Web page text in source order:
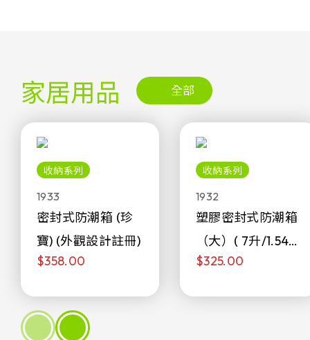
家居用品 全部
收納系列
1933
密封式防潮箱 (珍
寶) (外觀設計註冊)
$358.00
收納系列
1932
塑膠密封式防潮箱
（大）( 7升/1.54加
侖)
$325.00